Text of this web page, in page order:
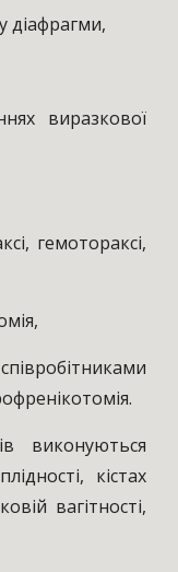
діафрагми,
виразкової
гемотораксі,
виконуються
кістах
вагітності,